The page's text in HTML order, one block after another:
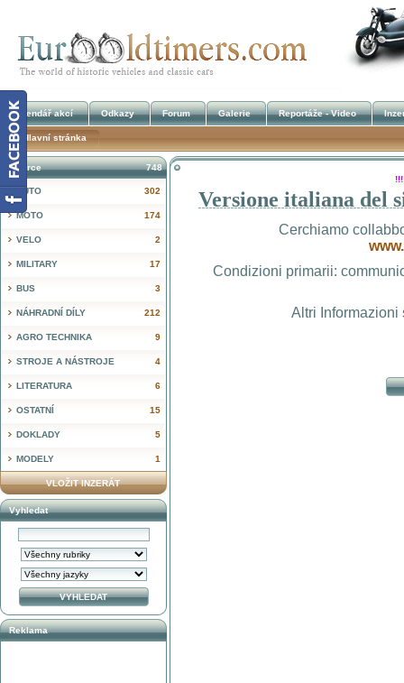
Versione italiana del
Cerchiamo
Condizioni primarii:
Altri Informazioni
748
Inzerce
302
AUTO
174
MOTO
2
VELO
17
MILITARY
3
BUS
212
NÁHRADNÍ DÍLY
9
AGRO TECHNIKA
4
STROJE A NÁSTROJE
6
LITERATURA
15
OSTATNÍ
5
DOKLADY
1
MODELY
VLOŽIT INZERÁT
Vyhledat
Reklama
Kalendář akcí Odkazy Forum Galerie Reportáže - Video
Hlavní stránka